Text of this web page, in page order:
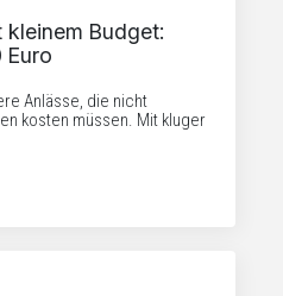
Budget:
Euro
Anlässe, die nicht
kosten müssen. Mit kluger